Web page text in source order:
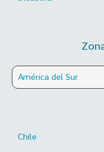
América del Sur
Chile